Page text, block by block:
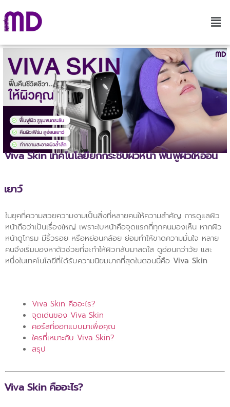
Viva Skin เทคโนโลยียกกระชับผิวหน้า ฟื้นฟูผิวให้อ่อน
เยาว์
ในยุคที่ความสวยความงามเป็นสิ่งที่หลายคนให้ความสำคัญ การดูแลผิว
หน้าถือว่าเป็นเรื่องใหญ่ เพราะใบหน้าคือจุดแรกที่ทุกคนมองเห็น หากผิว
หน้าดูโทรม มีริ้วรอย หรือหย่อนคล้อย ย่อมทำให้ขาดความมั่นใจ หลาย
คนจึงเริ่มมองหาตัวช่วยที่จะทำให้ผิวกลับมาสดใส ดูอ่อนกว่าวัย และ
หนึ่งในเทคโนโลยีที่ได้รับความนิยมมากที่สุดในตอนนี้คือ Viva Skin
Viva Skin คืออะไร?
จุดเด่นของ Viva Skin
คอร์สที่ออกแบบมาเพื่อคุณ
ใครที่เหมาะกับ Viva Skin?
สรุป
Viva Skin คืออะไร?